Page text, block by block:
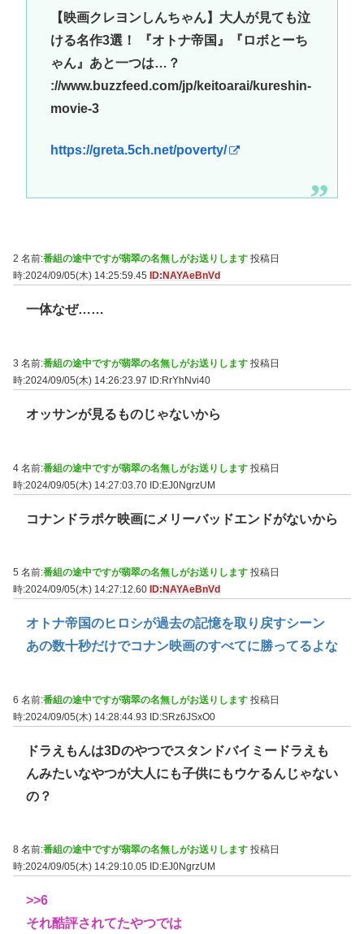
【映画クレヨンしんちゃん】大人が見ても泣
ける名作3選！ 『オトナ帝国』『ロボとーち
ゃん』あと一つは…？
://www.buzzfeed.com/jp/keitoarai/kureshin-
movie-3
https://greta.5ch.net/poverty/
2 名前:番組の途中ですが翡翠の名無しがお送りします 投稿日
時:2024/09/05(木) 14:25:59.45
ID:NAYAeBnVd
一体なぜ……
3 名前:番組の途中ですが翡翠の名無しがお送りします 投稿日
時:2024/09/05(木) 14:26:23.97
ID:RrYhNvi40
オッサンが見るものじゃないから
4 名前:番組の途中ですが翡翠の名無しがお送りします 投稿日
時:2024/09/05(木) 14:27:03.70 ID:EJ0NgrzUM
コナンドラポケ映画にメリーバッドエンドがないから
5 名前:番組の途中ですが翡翠の名無しがお送りします 投稿日
時:2024/09/05(木) 14:27:12.60 ID:NAYAeBnVd
オトナ帝国のヒロシが過去の記憶を取り戻すシーン
あの数十秒だけでコナン映画のすべてに勝ってるよな
6 名前:番組の途中ですが翡翠の名無しがお送りします 投稿日
時:2024/09/05(木) 14:28:44.93 ID:SRz6JSxO0
ドラえもんは3Dのやつでスタンドバイミードラえも
んみたいなやつが大人にも子供にもウケるんじゃない
の？
8 名前:番組の途中ですが翡翠の名無しがお送りします 投稿日
時:2024/09/05(木) 14:29:10.05
ID:EJ0NgrzUM
>>6
それ酷評されてたやつでは